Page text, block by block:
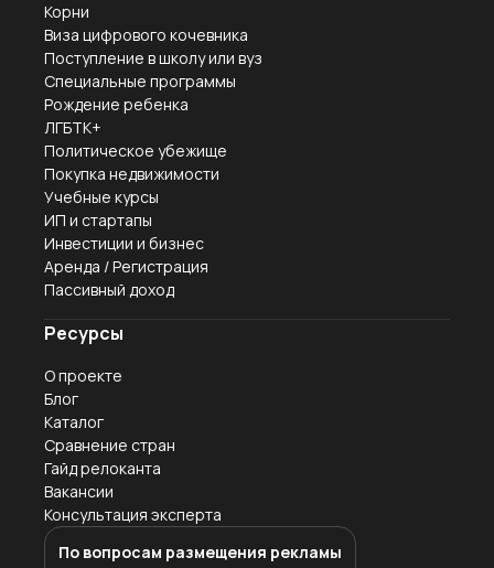
Корни
Виза цифрового кочевника
Поступление в школу или вуз
Специальные программы
Рождение ребенка
ЛГБТК+
Политическое убежище
Покупка недвижимости
Учебные курсы
ИП и стартапы
Инвестиции и бизнес
Аренда / Регистрация
Пассивный доход
Ресурсы
О проекте
Блог
Каталог
Сравнение стран
Гайд релоканта
Вакансии
Консультация эксперта
По вопросам размещения рекламы